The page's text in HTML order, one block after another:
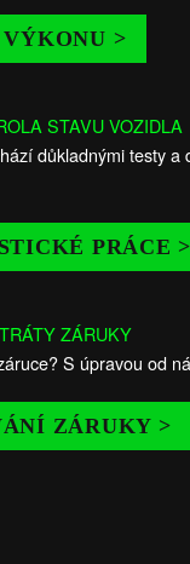
>
STAVU VOZIDLA
důkladnými testy a
PRÁCE >
ZÁRUKY
S úpravou od
ZÁRUKY >